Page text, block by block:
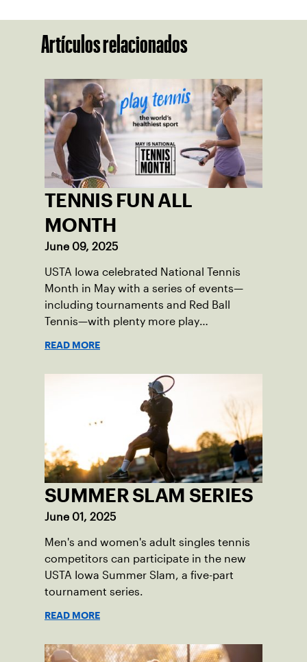
Artículos relacionados
TENNIS FUN ALL
MONTH
June 09, 2025
USTA Iowa celebrated National Tennis
Month in May with a series of events—
including tournaments and Red Ball
Tennis—with plenty more play
READ MORE
SUMMER SLAM SERIES
June 01, 2025
Men's and women's adult singles tennis
competitors can participate in the new
USTA Iowa Summer Slam, a five-part
tournament series.
READ MORE